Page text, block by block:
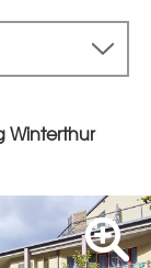
Winterthur